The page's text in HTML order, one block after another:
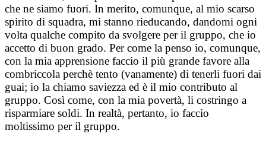
che ne siamo fuori. In merito, comunque, al mio scarso
spirito di squadra, mi stanno rieducando, dandomi ogni
volta qualche compito da svolgere per il gruppo, che io
accetto di buon grado. Per come la penso io, comunque,
con la mia apprensione faccio il più grande favore alla
combriccola perchè tento (vanamente) di tenerli fuori dai
guai; io la chiamo saviezza ed è il mio contributo al
gruppo. Così come, con la mia povertà, li costringo a
risparmiare soldi. In realtà, pertanto, io faccio
moltissimo per il gruppo.